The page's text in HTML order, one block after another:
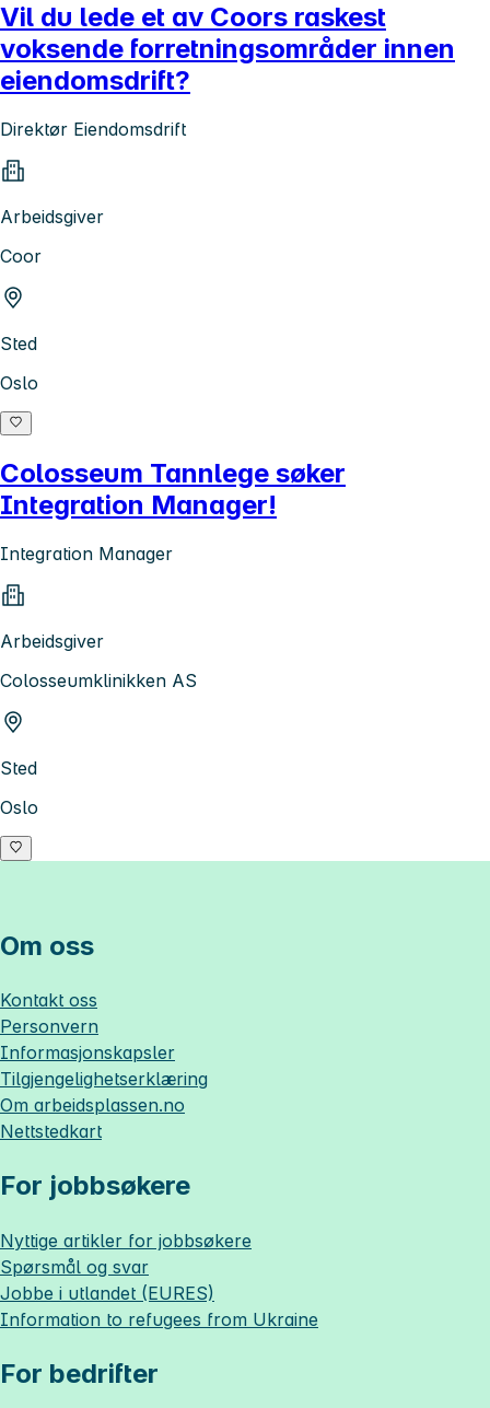
Vil du lede et av Coors raskest
voksende forretningsområder innen
eiendomsdrift?
Direktør Eiendomsdrift
Arbeidsgiver
Coor
Sted
Oslo
Colosseum Tannlege søker
Integration Manager!
Integration Manager
Arbeidsgiver
Colosseumklinikken AS
Sted
Oslo
Om oss
Kontakt oss
Personvern
Informasjonskapsler
Tilgjengelighetserklæring
Om arbeidsplassen.no
Nettstedkart
For jobbsøkere
Nyttige artikler for jobbsøkere
Spørsmål og svar
Jobbe i utlandet (EURES)
Information to refugees from Ukraine
For bedrifter